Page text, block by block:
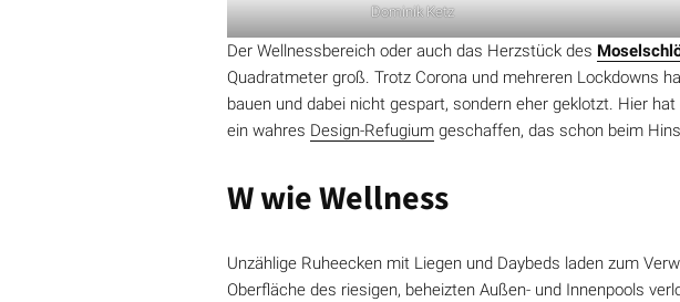
Dominik Ketz
Der Wellnessbereich oder auch das Herzstück des
Quadratmeter groß. Trotz Corona und mehreren Lockdowns
bauen und dabei nicht gespart, sondern eher geklotzt. Hier hat
ein wahres Design-Refugium geschaffen, das schon beim
W wie Wellness
Unzählige Ruheecken mit Liegen und Daybeds laden zum
Oberfläche des riesigen, beheizten Außen- und Innenpools